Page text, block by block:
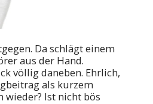
Da schlägt einem
aus der Hand.
völlig daneben. Ehrlich,
als kurzem
wieder? Ist nicht bös